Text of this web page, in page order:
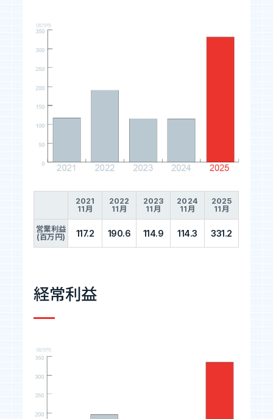
Staff Blog
技術ブログ
2021
11月
2022
11月
2023
11月
2024
11月
2025
11月
営業利益
(百万円)
117.2 190.6 114.9 114.3 331.2
経常利益